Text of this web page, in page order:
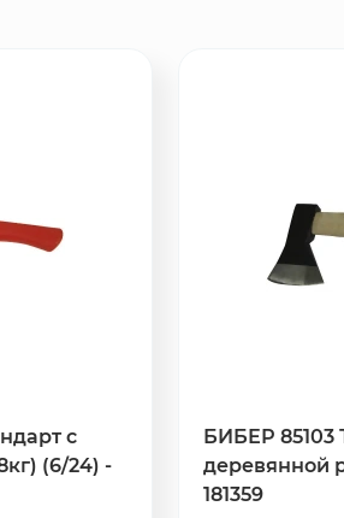
с
(6/24) -
БИБЕР 85103
деревянной
181359